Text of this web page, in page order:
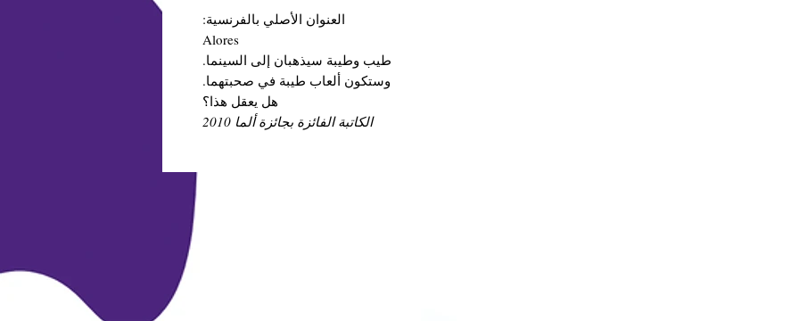
العنوان الأصلي بالفرنسية:
Alores
طيب وطيبة سيذهبان إلى السينما.
وستكون ألعاب طيبة في صحبتهما.
هل يعقل هذا؟
الكاتبة الفائزة بجائزة ألما 2010